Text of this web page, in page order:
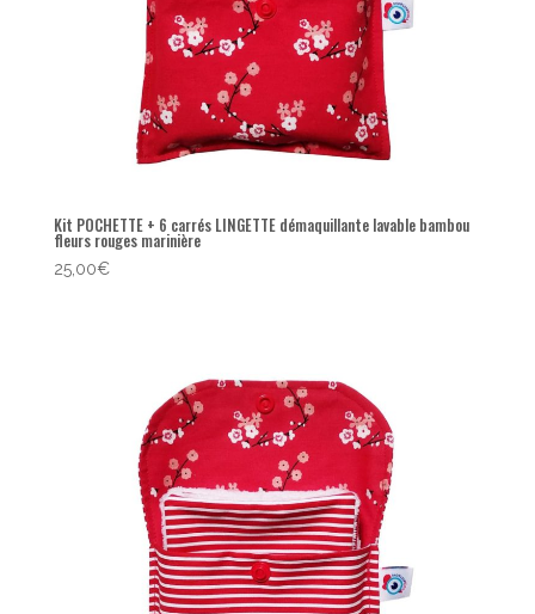
Kit POCHETTE + 6 carrés LINGETTE démaquillante lavable bambou
fleurs rouges marinière
25,00€